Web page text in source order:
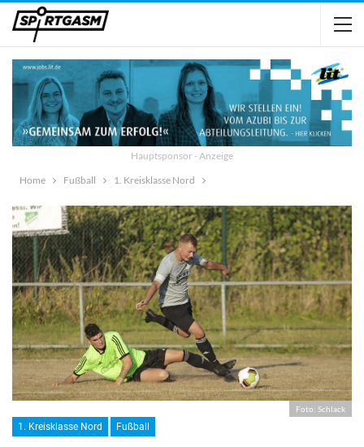
Hauptsponsor - Anzeige
Home
Fußball 1. Kreisklasse Nord
Foto: Schlack
1. Kreisklasse Nord Fußball